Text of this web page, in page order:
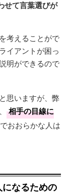
せて言葉選びが
考えることがで
イアントが困っ
明ができるので
思いますが、弊
相手の目線に
おおらかな人は
なるための